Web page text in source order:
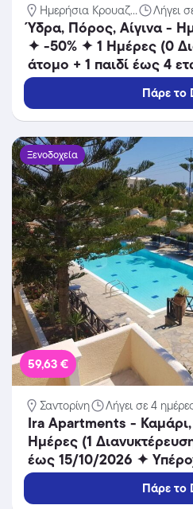
Ημερήσια Κρουαζ... Λήγει
Ύδρα, Πόρος, Αίγινα -
✦ -50% ✦ 1 Ημέρες (0
άτομο + 1 παιδί έως 4
Καθημερινά έως 31/03/
απόδραση σε 3 νησιά
μουσική!
Πάρε το
Ξενοδοχεία
59,63 €
Σαντορίνη Λήγει σε 4
Ira Apartments -
Ημέρες (1
έως 15/10/2026 ✦
Πάρε το